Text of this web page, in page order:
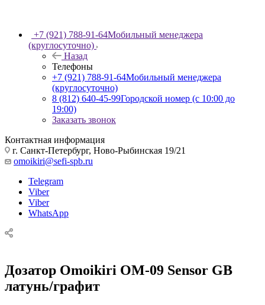
+7 (921) 788-91-64Мобильный менеджера
(круглосуточно)
Назад
Телефоны
+7 (921) 788-91-64Мобильный менеджера
(круглосуточно)
8 (812) 640-45-99Городской номер (с 10:00 до
19:00)
Заказать звонок
Контактная информация
г. Санкт-Петербург, Ново-Рыбинская 19/21
omoikiri@sefi-spb.ru
Telegram
Viber
Viber
WhatsApp
Дозатор Omoikiri OM-09 Sensor GB
латунь/графит